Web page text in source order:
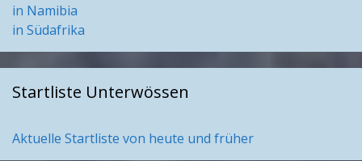
in Namibia
in Südafrika
Startliste Unterwössen
Aktuelle Startliste von heute und früher